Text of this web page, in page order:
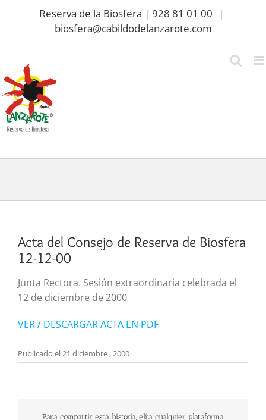
Reserva de la Biosfera | 928 81 01 00
|
biosfera@cabildodelanzarote.com
Acta del Consejo de Reserva de Biosfera
12-12-00
Junta Rectora. Sesión extraordinaria celebrada el
12 de diciembre de 2000
VER / DESCARGAR ACTA EN PDF
Publicado el 21 diciembre , 2000
Para compartir esta historia, elija cualquier plataforma